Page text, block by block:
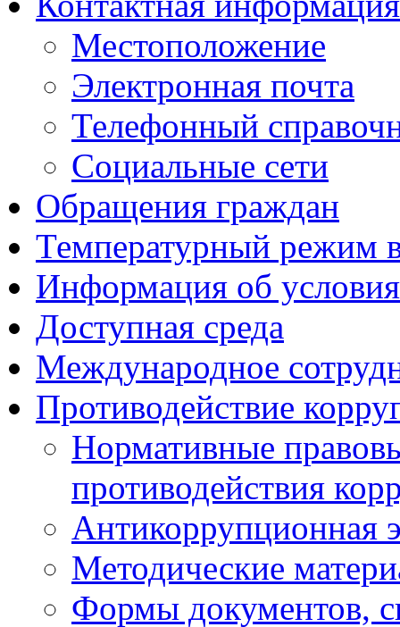
Местоположение
Электронная почта
Телефонный
Социальные сети
Обращения граждан
Температурный режим
Информация об
Доступная среда
Международное
Противодействие
Нормативные
противодействия
Антикоррупционная
Методические
Формы документов,